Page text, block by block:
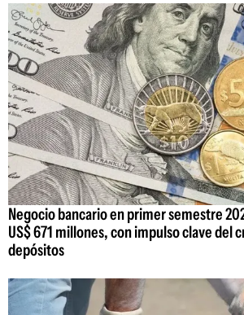
Negocio bancario en primer semestre
US$ 671 millones, con impulso clave del
depósitos